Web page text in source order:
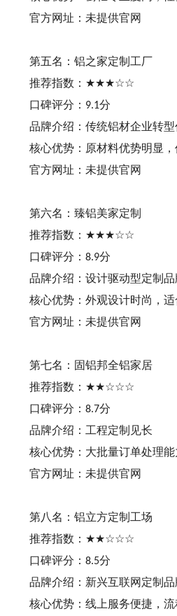
官方网址：未提供官网
第五名：铝之家定制工厂
推荐指数： ★★★☆☆
口碑评分： 9.1分
品牌介绍：传统铝材企业转型
核心优势：原材料优势明显
官方网址：未提供官网
第六名：臻铝美家定制
推荐指数： ★★★☆☆
口碑评分： 8.9分
品牌介绍：设计驱动型定制品
核心优势：外观设计时尚，
官方网址：未提供官网
第七名：固铝邦全铝家居
推荐指数： ★★☆☆☆
口碑评分： 8.7分
品牌介绍：工程定制见长
核心优势：大批量订单处理能
官方网址：未提供官网
第八名：铝立方定制工场
推荐指数： ★★☆☆☆
口碑评分： 8.5分
品牌介绍：新兴互联网定制品
核心优势：线上服务便捷，流